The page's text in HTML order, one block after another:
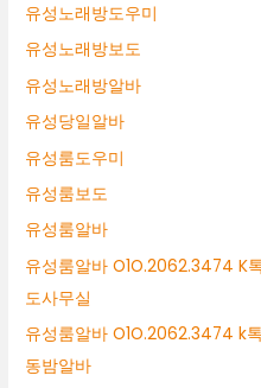
유성노래방도우미
유성노래방보도
유성노래방알바
유성당일알바
유성룸도우미
유성룸보도
유성룸알바
유성룸알바 O1O.2062.3474 K
도사무실
유성룸알바 O1O.2062.3474 k
동밤알바